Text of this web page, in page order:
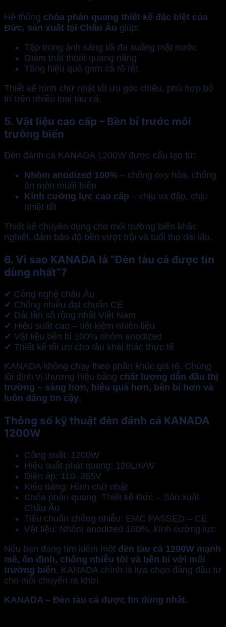
Hệ thống chóa phản quang thiết kế đặc biệt của
Đức, sản xuất tại Châu Âu giúp:
Tập trung ánh sáng tối đa xuống mặt nước
Giảm thất thoát quang năng
Tăng hiệu quả gom cá rõ rệt
Thiết kế hình chữ nhật tối ưu góc chiếu, phù hợp bố
trí trên nhiều loại tàu cá.
5. Vật liệu cao cấp – Bền bỉ trước môi
trường biển
Đèn đánh cá KANADA 1200W được cấu tạo từ:
Nhôm anodized 100% – chống oxy hóa, chống
ăn mòn muối biển
Kính cường lực cao cấp – chịu va đập, chịu
nhiệt tốt
Thiết kế chuyên dụng cho môi trường biển khắc
nghiệt, đảm bảo độ bền vượt trội và tuổi thọ dài lâu.
6. Vì sao KANADA là “Đèn tàu cá được tin
dùng nhất”?
✔ Công nghệ châu Âu
✔ Chống nhiễu đạt chuẩn CE
✔ Dải tần số rộng nhất Việt Nam
✔ Hiệu suất cao – tiết kiệm nhiên liệu
✔ Vật liệu bền bỉ 100% nhôm anodized
✔ Thiết kế tối ưu cho tàu khai thác thực tế
KANADA không chạy theo phân khúc giá rẻ. Chúng
tôi định vị thương hiệu bằng chất lượng dẫn đầu thị
trường – sáng hơn, hiệu quả hơn, bền bỉ hơn và
luôn đáng tin cậy.
Thông số kỹ thuật đèn đánh cá KANADA
1200W
Công suất: 1200W
Hiệu suất phát quang: 120Lm/W
Điện áp: 110–265V
Kiểu dáng: Hình chữ nhật
Chóa phản quang: Thiết kế Đức – Sản xuất
Châu Âu
Tiêu chuẩn chống nhiễu: EMC PASSED – CE
Vật liệu: Nhôm anodized 100%, kính cường lực
Nếu bạn đang tìm kiếm một đèn tàu cá 1200W mạnh
mẽ, ổn định, chống nhiễu tốt và bền bỉ với môi
trường biển, KANADA chính là lựa chọn đáng đầu tư
cho mỗi chuyến ra khơi.
KANADA – Đèn tàu cá được tin dùng nhất.